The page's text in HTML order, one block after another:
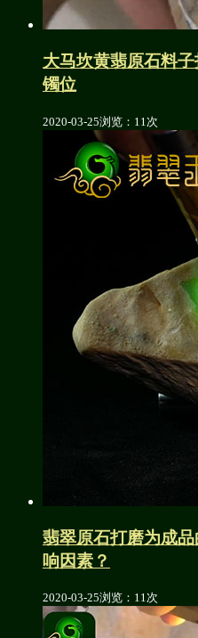
大马坎黄翡原石料
镯位
2020-03-25浏览：11次
翡翠原石打磨为成
响因素？
2020-03-25浏览：11次